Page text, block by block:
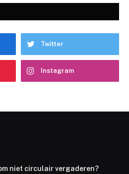
Twitter
Instagram
niet circulair vergaderen?